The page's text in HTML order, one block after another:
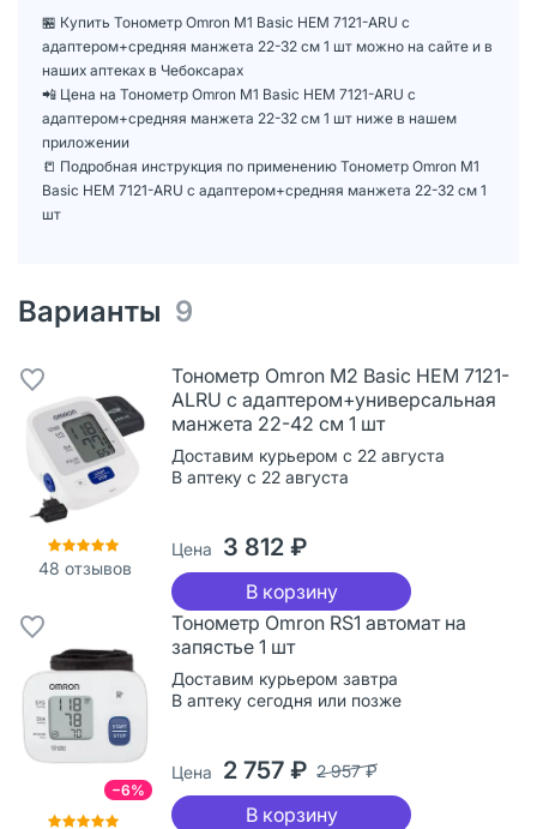
🏪 Купить Тонометр Omron M1 Basic HEM 7121-ARU с
адаптером+средняя манжета 22-32 см 1 шт можно на сайте и в
наших аптеках в Чебоксарах
📲 Цена на Тонометр Omron M1 Basic HEM 7121-ARU с
адаптером+средняя манжета 22-32 см 1 шт ниже в нашем
приложении
📒 Подробная инструкция по применению Тонометр Omron M1
Basic HEM 7121-ARU с адаптером+средняя манжета 22-32 см 1
шт
Варианты 9
48 отзывов
Тонометр Omron M2 Basic HEM 7121-
ALRU с адаптером+универсальная
манжета 22-42 см 1 шт
Доставим курьером с 22 августа
В аптеку с 22 августа
Цена 3 812 ₽
В корзину
−6%
Тонометр Omron RS1 автомат на
запястье 1 шт
Доставим курьером завтра
В аптеку сегодня или позже
Цена 2 757 ₽ 2 957 ₽
В корзину